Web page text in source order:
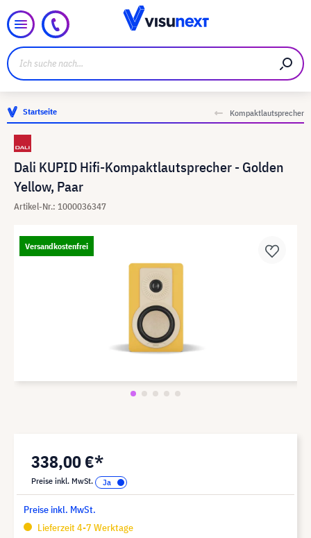
Startseite Kompaktlautsprecher
Dali KUPID Hifi-Kompaktlautsprecher - Golden
Yellow, Paar
Artikel-Nr.: 1000036347
Versandkostenfrei
338,00 €*
Preise inkl. MwSt.
Preise inkl. MwSt.
Lieferzeit 4-7 Werktage